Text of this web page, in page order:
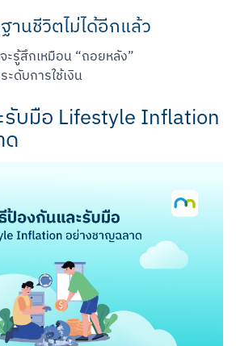
านชีวิตไม่ได้อีกแล้ว
รู้สึกเหมือน “ถอยหลัง”
ดับการใช้เงิน
บมือ Lifestyle Inflation